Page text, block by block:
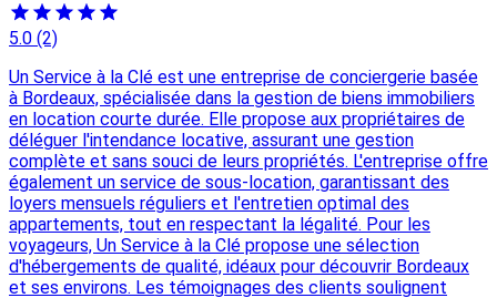
5.0 (2)
Un Service à la Clé est une entreprise de conciergerie basée
à Bordeaux, spécialisée dans la gestion de biens immobiliers
en location courte durée. Elle propose aux propriétaires de
déléguer l'intendance locative, assurant une gestion
complète et sans souci de leurs propriétés. L'entreprise offre
également un service de sous-location, garantissant des
loyers mensuels réguliers et l'entretien optimal des
appartements, tout en respectant la légalité. Pour les
voyageurs, Un Service à la Clé propose une sélection
d'hébergements de qualité, idéaux pour découvrir Bordeaux
et ses environs. Les témoignages des clients soulignent